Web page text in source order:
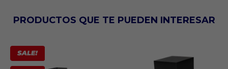
PRODUCTOS QUE TE PUEDEN INTERESAR